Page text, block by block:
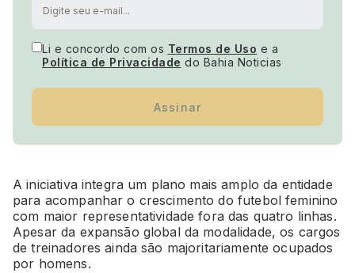
Li e concordo com os Termos de Uso e a
Política de Privacidade do Bahia Noticias
Assinar
A iniciativa integra um plano mais amplo da entidade
para acompanhar o crescimento do futebol feminino
com maior representatividade fora das quatro linhas.
Apesar da expansão global da modalidade, os cargos
de treinadores ainda são majoritariamente ocupados
por homens.